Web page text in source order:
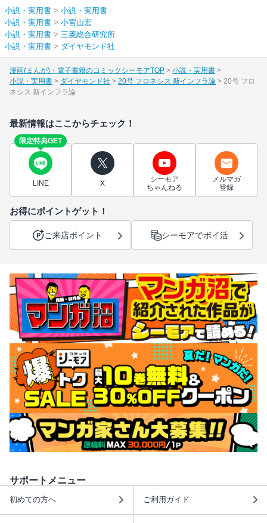
小説・実用書 > 小説・実用書
小説・実用書 > 小宮山宏
小説・実用書 > 三菱総合研究所
小説・実用書 > ダイヤモンド社
漫画(まんが)・電子書籍のコミックシーモアTOP
小説・実用書
小説・実用書
ダイヤモンド社 20号 フロネシス 新インフラ論
20号 フロ
ネシス 新インフラ論
最新情報はここからチェック！
限定特典GET
LINE X
シーモア
ちゃんねる
メルマガ
登録
お得にポイントゲット！
ご来店ポイント シーモアでポイ活
サポートメニュー
初めての方へ ご利用ガイド